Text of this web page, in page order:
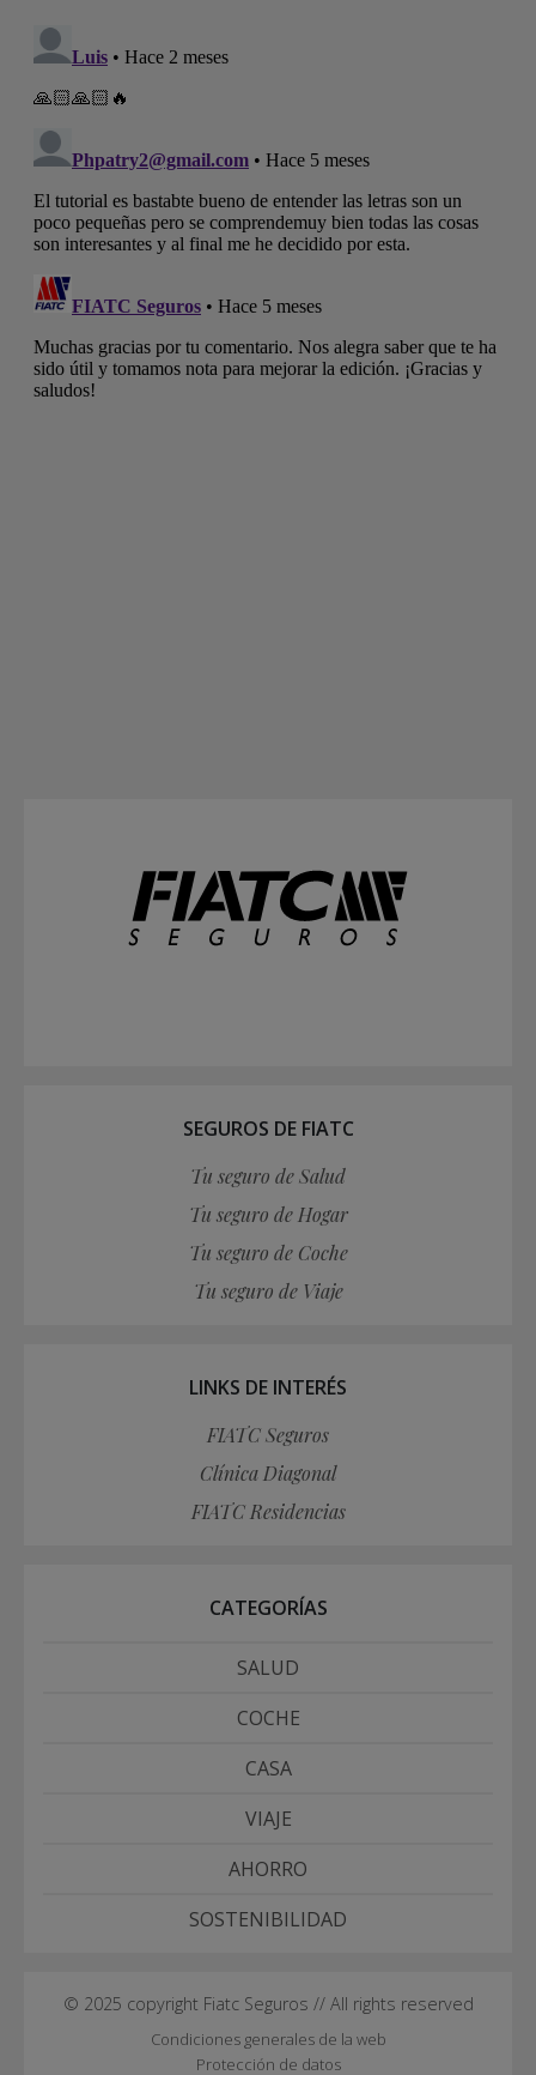
SEGUROS DE FIATC
Tu seguro de Salud
Tu seguro de Hogar
Tu seguro de Coche
Tu seguro de Viaje
LINKS DE INTERÉS
FIATC Seguros
Clínica Diagonal
FIATC Residencias
CATEGORÍAS
SALUD
COCHE
CASA
VIAJE
AHORRO
SOSTENIBILIDAD
© 2025 copyright Fiatc Seguros // All rights reserved
Condiciones generales de la web
Protección de datos